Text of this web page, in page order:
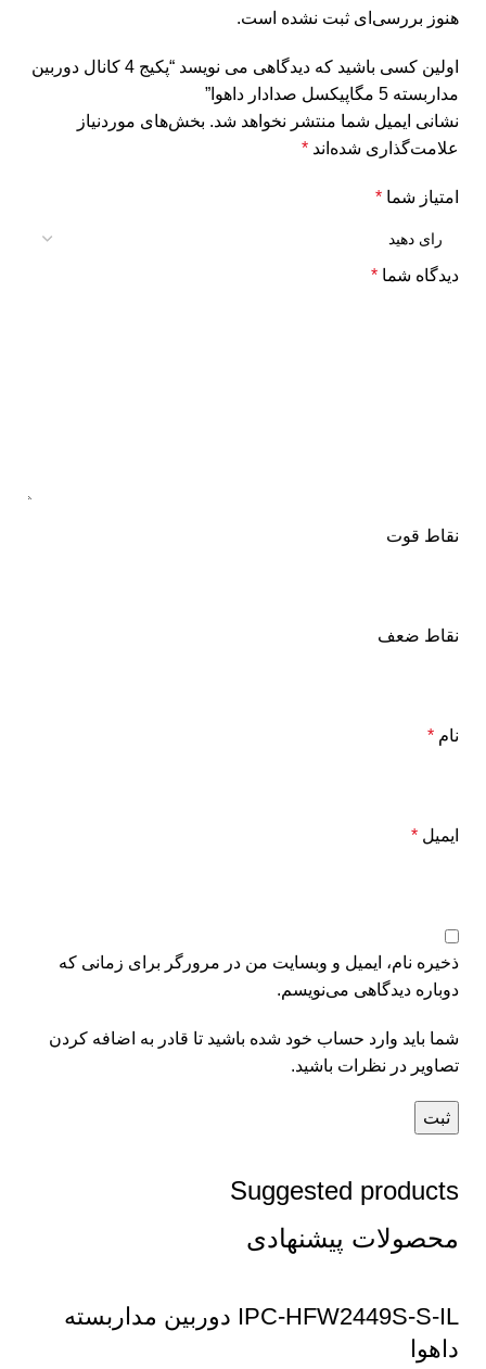
هنوز بررسی‌ای ثبت نشده است.
اولین کسی باشید که دیدگاهی می نویسد “پکیج 4 کانال دوربین
مداربسته 5 مگاپیکسل صدادار داهوا”
نشانی ایمیل شما منتشر نخواهد شد. بخش‌های موردنیاز
علامت‌گذاری شده‌اند *
امتیاز شما *
دیدگاه شما *
نقاط قوت
نقاط ضعف
نام *
ایمیل *
ذخیره نام، ایمیل و وبسایت من در مرورگر برای زمانی که
دوباره دیدگاهی می‌نویسم.
شما باید وارد حساب خود شده باشید تا قادر به اضافه کردن
تصاویر در نظرات باشید.
Suggested products
محصولات پیشنهادی
IPC-HFW2449S-S-IL دوربین مداربسته
داهوا